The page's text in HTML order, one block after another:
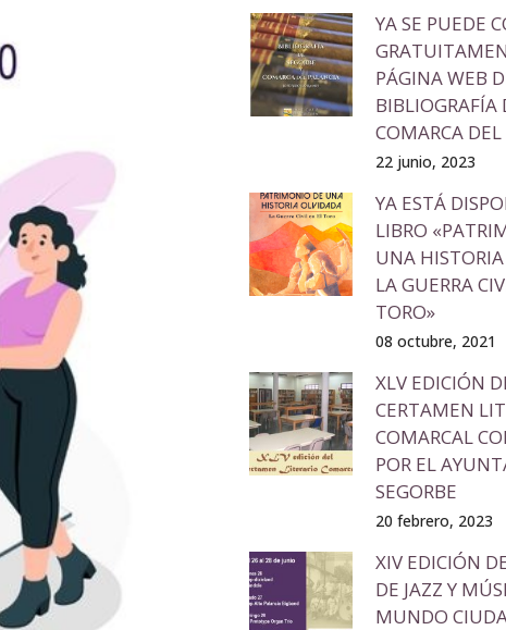
YA SE PUEDE
PÁGINA WEB
BIBLIOGRAFÍA
COMARCA
22 junio, 2023
YA ESTÁ
LIBRO
UNA
LA GUERRA
TORO»
08 octubre, 2021
XLV EDICIÓN
CERTAMEN
COMARCAL
POR EL
SEGORBE
20 febrero, 2023
XIV EDICIÓN
DE JAZZ Y
MUNDO